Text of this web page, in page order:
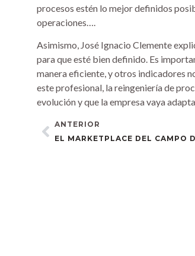
procesos estén lo mejor definidos
operaciones….
Asimismo, José Ignacio Clemente
para que esté bien definido. Es
manera eficiente, y otros indicadores
este profesional, la reingeniería de
evolución y que la empresa vaya
ANTERIOR